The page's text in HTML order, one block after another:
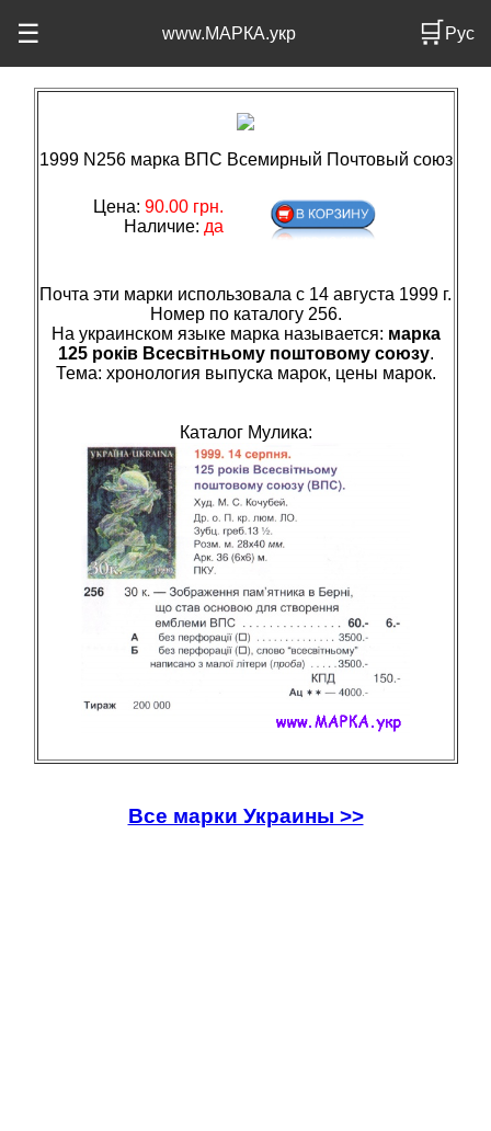
☰ www.МАРКА.укр 🛒Рус
1999 N256 марка ВПС Всемирный Почтовый союз
Цена: 90.00 грн.
Наличие: да
Почта эти марки использовала с 14 августа 1999 г.
Номер по каталогу 256.
На украинском языке марка называется: марка
125 років Всесвітньому поштовому союзу.
Тема: хронология выпуска марок, цены марок.
Каталог Мулика:
Все марки Украины >>